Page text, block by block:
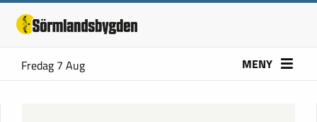
Fredag 7 Aug MENY